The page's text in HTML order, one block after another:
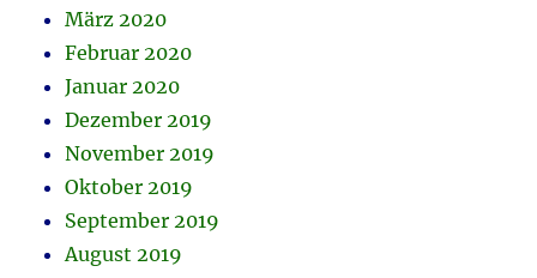
März 2020
Februar 2020
Januar 2020
Dezember 2019
November 2019
Oktober 2019
September 2019
August 2019